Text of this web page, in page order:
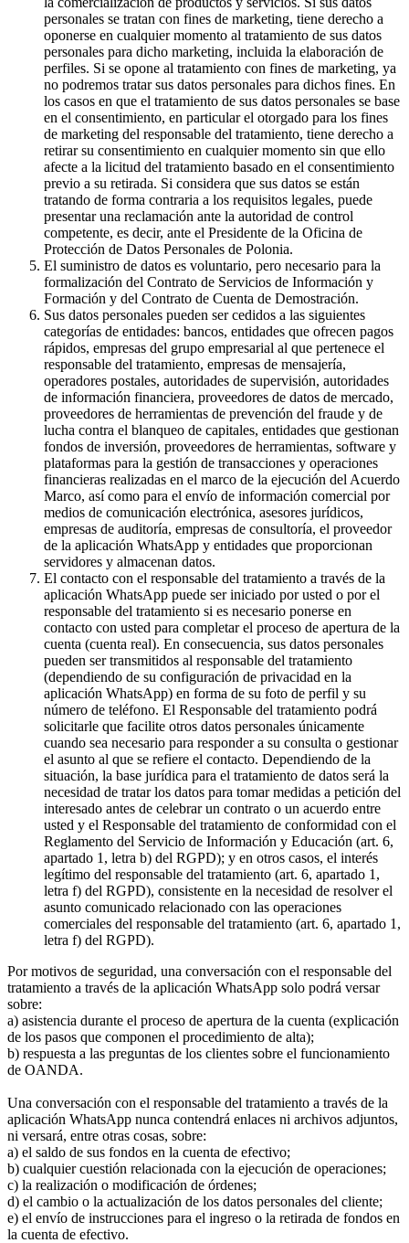
personales se tratan con fines de marketing, tiene derecho a
oponerse en cualquier momento al tratamiento de sus datos
personales para dicho marketing, incluida la elaboración de
perfiles. Si se opone al tratamiento con fines de marketing, ya
no podremos tratar sus datos personales para dichos fines. En
los casos en que el tratamiento de sus datos personales se base
en el consentimiento, en particular el otorgado para los fines
de marketing del responsable del tratamiento, tiene derecho a
retirar su consentimiento en cualquier momento sin que ello
afecte a la licitud del tratamiento basado en el consentimiento
previo a su retirada. Si considera que sus datos se están
tratando de forma contraria a los requisitos legales, puede
presentar una reclamación ante la autoridad de control
competente, es decir, ante el Presidente de la Oficina de
Protección de Datos Personales de Polonia.
El suministro de datos es voluntario, pero necesario para la
formalización del Contrato de Servicios de Información y
Formación y del Contrato de Cuenta de Demostración.
Sus datos personales pueden ser cedidos a las siguientes
categorías de entidades: bancos, entidades que ofrecen pagos
rápidos, empresas del grupo empresarial al que pertenece el
responsable del tratamiento, empresas de mensajería,
operadores postales, autoridades de supervisión, autoridades
de información financiera, proveedores de datos de mercado,
proveedores de herramientas de prevención del fraude y de
lucha contra el blanqueo de capitales, entidades que gestionan
fondos de inversión, proveedores de herramientas, software y
plataformas para la gestión de transacciones y operaciones
financieras realizadas en el marco de la ejecución del Acuerdo
Marco, así como para el envío de información comercial por
medios de comunicación electrónica, asesores jurídicos,
empresas de auditoría, empresas de consultoría, el proveedor
de la aplicación WhatsApp y entidades que proporcionan
servidores y almacenan datos.
El contacto con el responsable del tratamiento a través de la
aplicación WhatsApp puede ser iniciado por usted o por el
responsable del tratamiento si es necesario ponerse en
contacto con usted para completar el proceso de apertura de la
cuenta (cuenta real). En consecuencia, sus datos personales
pueden ser transmitidos al responsable del tratamiento
(dependiendo de su configuración de privacidad en la
aplicación WhatsApp) en forma de su foto de perfil y su
número de teléfono. El Responsable del tratamiento podrá
solicitarle que facilite otros datos personales únicamente
cuando sea necesario para responder a su consulta o gestionar
el asunto al que se refiere el contacto. Dependiendo de la
situación, la base jurídica para el tratamiento de datos será la
necesidad de tratar los datos para tomar medidas a petición del
interesado antes de celebrar un contrato o un acuerdo entre
usted y el Responsable del tratamiento de conformidad con el
Reglamento del Servicio de Información y Educación (art. 6,
apartado 1, letra b) del RGPD); y en otros casos, el interés
legítimo del responsable del tratamiento (art. 6, apartado 1,
letra f) del RGPD), consistente en la necesidad de resolver el
asunto comunicado relacionado con las operaciones
comerciales del responsable del tratamiento (art. 6, apartado 1,
letra f) del RGPD).
Por motivos de seguridad, una conversación con el responsable del
tratamiento a través de la aplicación WhatsApp solo podrá versar
sobre:
a) asistencia durante el proceso de apertura de la cuenta (explicación
de los pasos que componen el procedimiento de alta);
b) respuesta a las preguntas de los clientes sobre el funcionamiento
de OANDA.
Una conversación con el responsable del tratamiento a través de la
aplicación WhatsApp nunca contendrá enlaces ni archivos adjuntos,
ni versará, entre otras cosas, sobre:
a) el saldo de sus fondos en la cuenta de efectivo;
b) cualquier cuestión relacionada con la ejecución de operaciones;
c) la realización o modificación de órdenes;
d) el cambio o la actualización de los datos personales del cliente;
e) el envío de instrucciones para el ingreso o la retirada de fondos en
la cuenta de efectivo.